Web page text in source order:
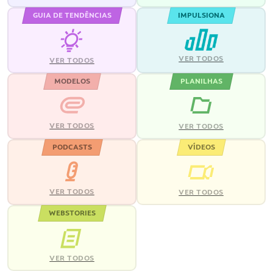
GUIA DE TENDÊNCIAS
VER TODOS
IMPULSIONA
VER TODOS
MODELOS
VER TODOS
PLANILHAS
VER TODOS
PODCASTS
VER TODOS
VÍDEOS
VER TODOS
WEBSTORIES
VER TODOS